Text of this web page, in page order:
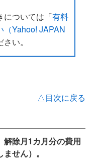
については「有料
（Yahoo! JAPAN
い。
△目次に戻る
解除月1カ月分の費用
せん）。